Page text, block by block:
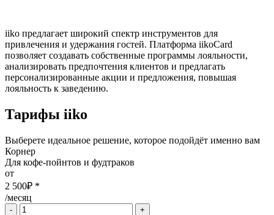
iiko предлагает широкий спектр инструментов для
привлечения и удержания гостей. Платформа iikoCard
позволяет создавать собственные программы лояльности,
анализировать предпочтения клиентов и предлагать
персонализированные акции и предложения, повышая
лояльность к заведению.
Тарифы iiko
Выберете идеальное решение, которое подойдёт именно вам
Корнер
Для кофе-пойнтов и фудтраков
от
2 500₽ *
/месяц
- +